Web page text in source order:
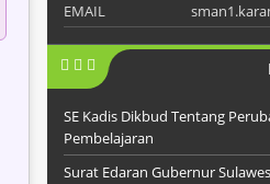
EMAIL
SE Kadis Dikbud Tentang
Pembelajaran
Surat Edaran Gubernur